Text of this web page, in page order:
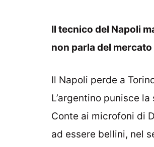
Il tecnico del Napoli
non parla del
Il Napoli perde a
L’argentino punisce
Conte ai microfoni di
ad essere bellini, nel